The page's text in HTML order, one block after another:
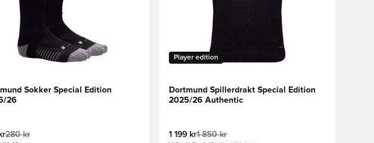
Sokker Special Edition
26
280 kr
Player edition
Dortmund Spillerdrakt Special Edition
2025/26 Authentic
1 199 kr1 850 kr